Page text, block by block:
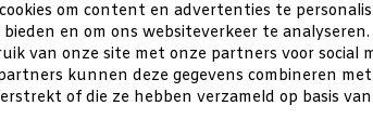
om content en advertenties te
bieden en om ons websiteverkeer te
van onze site met onze partners voor social
kunnen deze gegevens combineren
of die ze hebben verzameld op basis